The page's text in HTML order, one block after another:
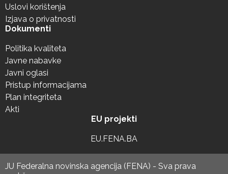
Uslovi korištenja
Izjava o privatnosti
Dokumenti
Politika kvaliteta
Javne nabavke
Javni oglasi
Pristup informacijama
Plan integriteta
Akti
EU projekti
EU.FENA.BA
JU Federalna novinska agencija (FENA) - Sva prava